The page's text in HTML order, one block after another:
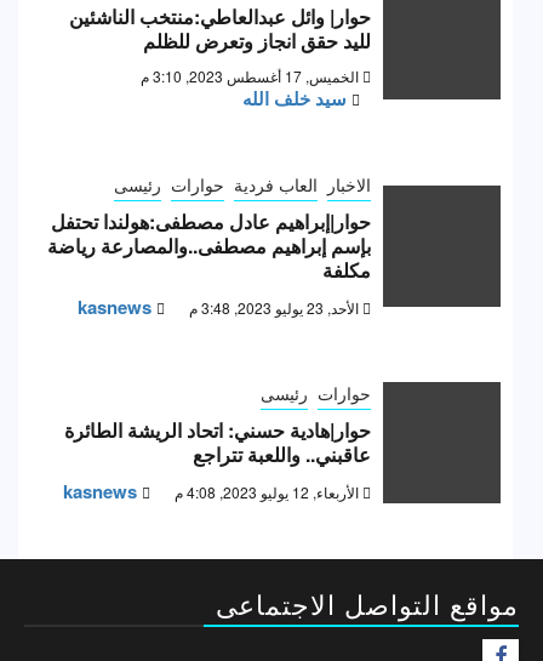
حوار| وائل عبدالعاطي:منتخب الناشئين
لليد حقق انجاز وتعرض للظلم
الخميس, 17 أغسطس 2023, 3:10 م
سيد خلف الله
الاخبار العاب فردية حوارات رئيسى
حوار|إبراهيم عادل مصطفى:هولندا تحتفل
بإسم إبراهيم مصطفى..والمصارعة رياضة
مكلفة
الأحد, 23 يوليو 2023, 3:48 م kasnews
حوارات رئيسى
حوار|هادية حسني: اتحاد الريشة الطائرة
عاقبني.. واللعبة تتراجع
الأربعاء, 12 يوليو 2023, 4:08 م kasnews
مواقع التواصل الاجتماعى